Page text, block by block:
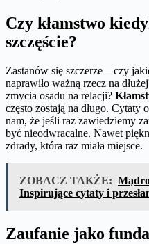
Czy kłamstwo
szczęście?
Zastanów się szczerze – czy
naprawiło ważną rzecz na
zmycia osadu na relacji?
często zostają na długo. Cytaty
nam, że jeśli raz zawiedziemy
być nieodwracalne. Nawet
zdrady, która raz miała miejsce.
ZOBACZ TAKŻE:
Inspirujące cytaty i
Zaufanie jako